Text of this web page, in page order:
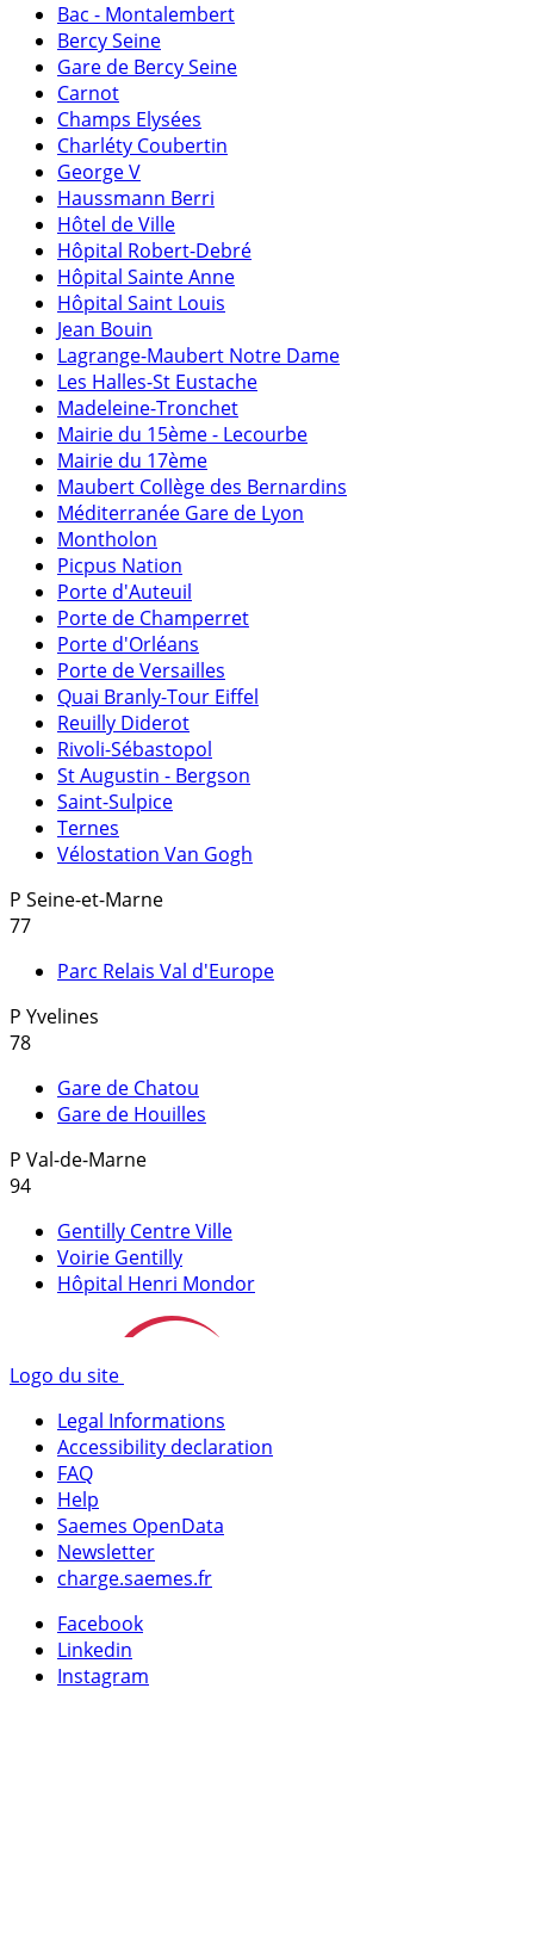
Bac - Montalembert
Bercy Seine
Gare de Bercy Seine
Carnot
Champs Elysées
Charléty Coubertin
George V
Haussmann Berri
Hôtel de Ville
Hôpital Robert-Debré
Hôpital Sainte Anne
Hôpital Saint Louis
Jean Bouin
Lagrange-Maubert Notre Dame
Les Halles-St Eustache
Madeleine-Tronchet
Mairie du 15ème - Lecourbe
Mairie du 17ème
Maubert Collège des Bernardins
Méditerranée Gare de Lyon
Montholon
Picpus Nation
Porte d'Auteuil
Porte de Champerret
Porte d'Orléans
Porte de Versailles
Quai Branly-Tour Eiffel
Reuilly Diderot
Rivoli-Sébastopol
St Augustin - Bergson
Saint-Sulpice
Ternes
Vélostation Van Gogh
P Seine-et-Marne
77
Parc Relais Val d'Europe
P Yvelines
78
Gare de Chatou
Gare de Houilles
P Val-de-Marne
94
Gentilly Centre Ville
Voirie Gentilly
Hôpital Henri Mondor
Logo du site
Legal Informations
Accessibility declaration
FAQ
Help
Saemes OpenData
Newsletter
charge.saemes.fr
Facebook
Linkedin
Instagram